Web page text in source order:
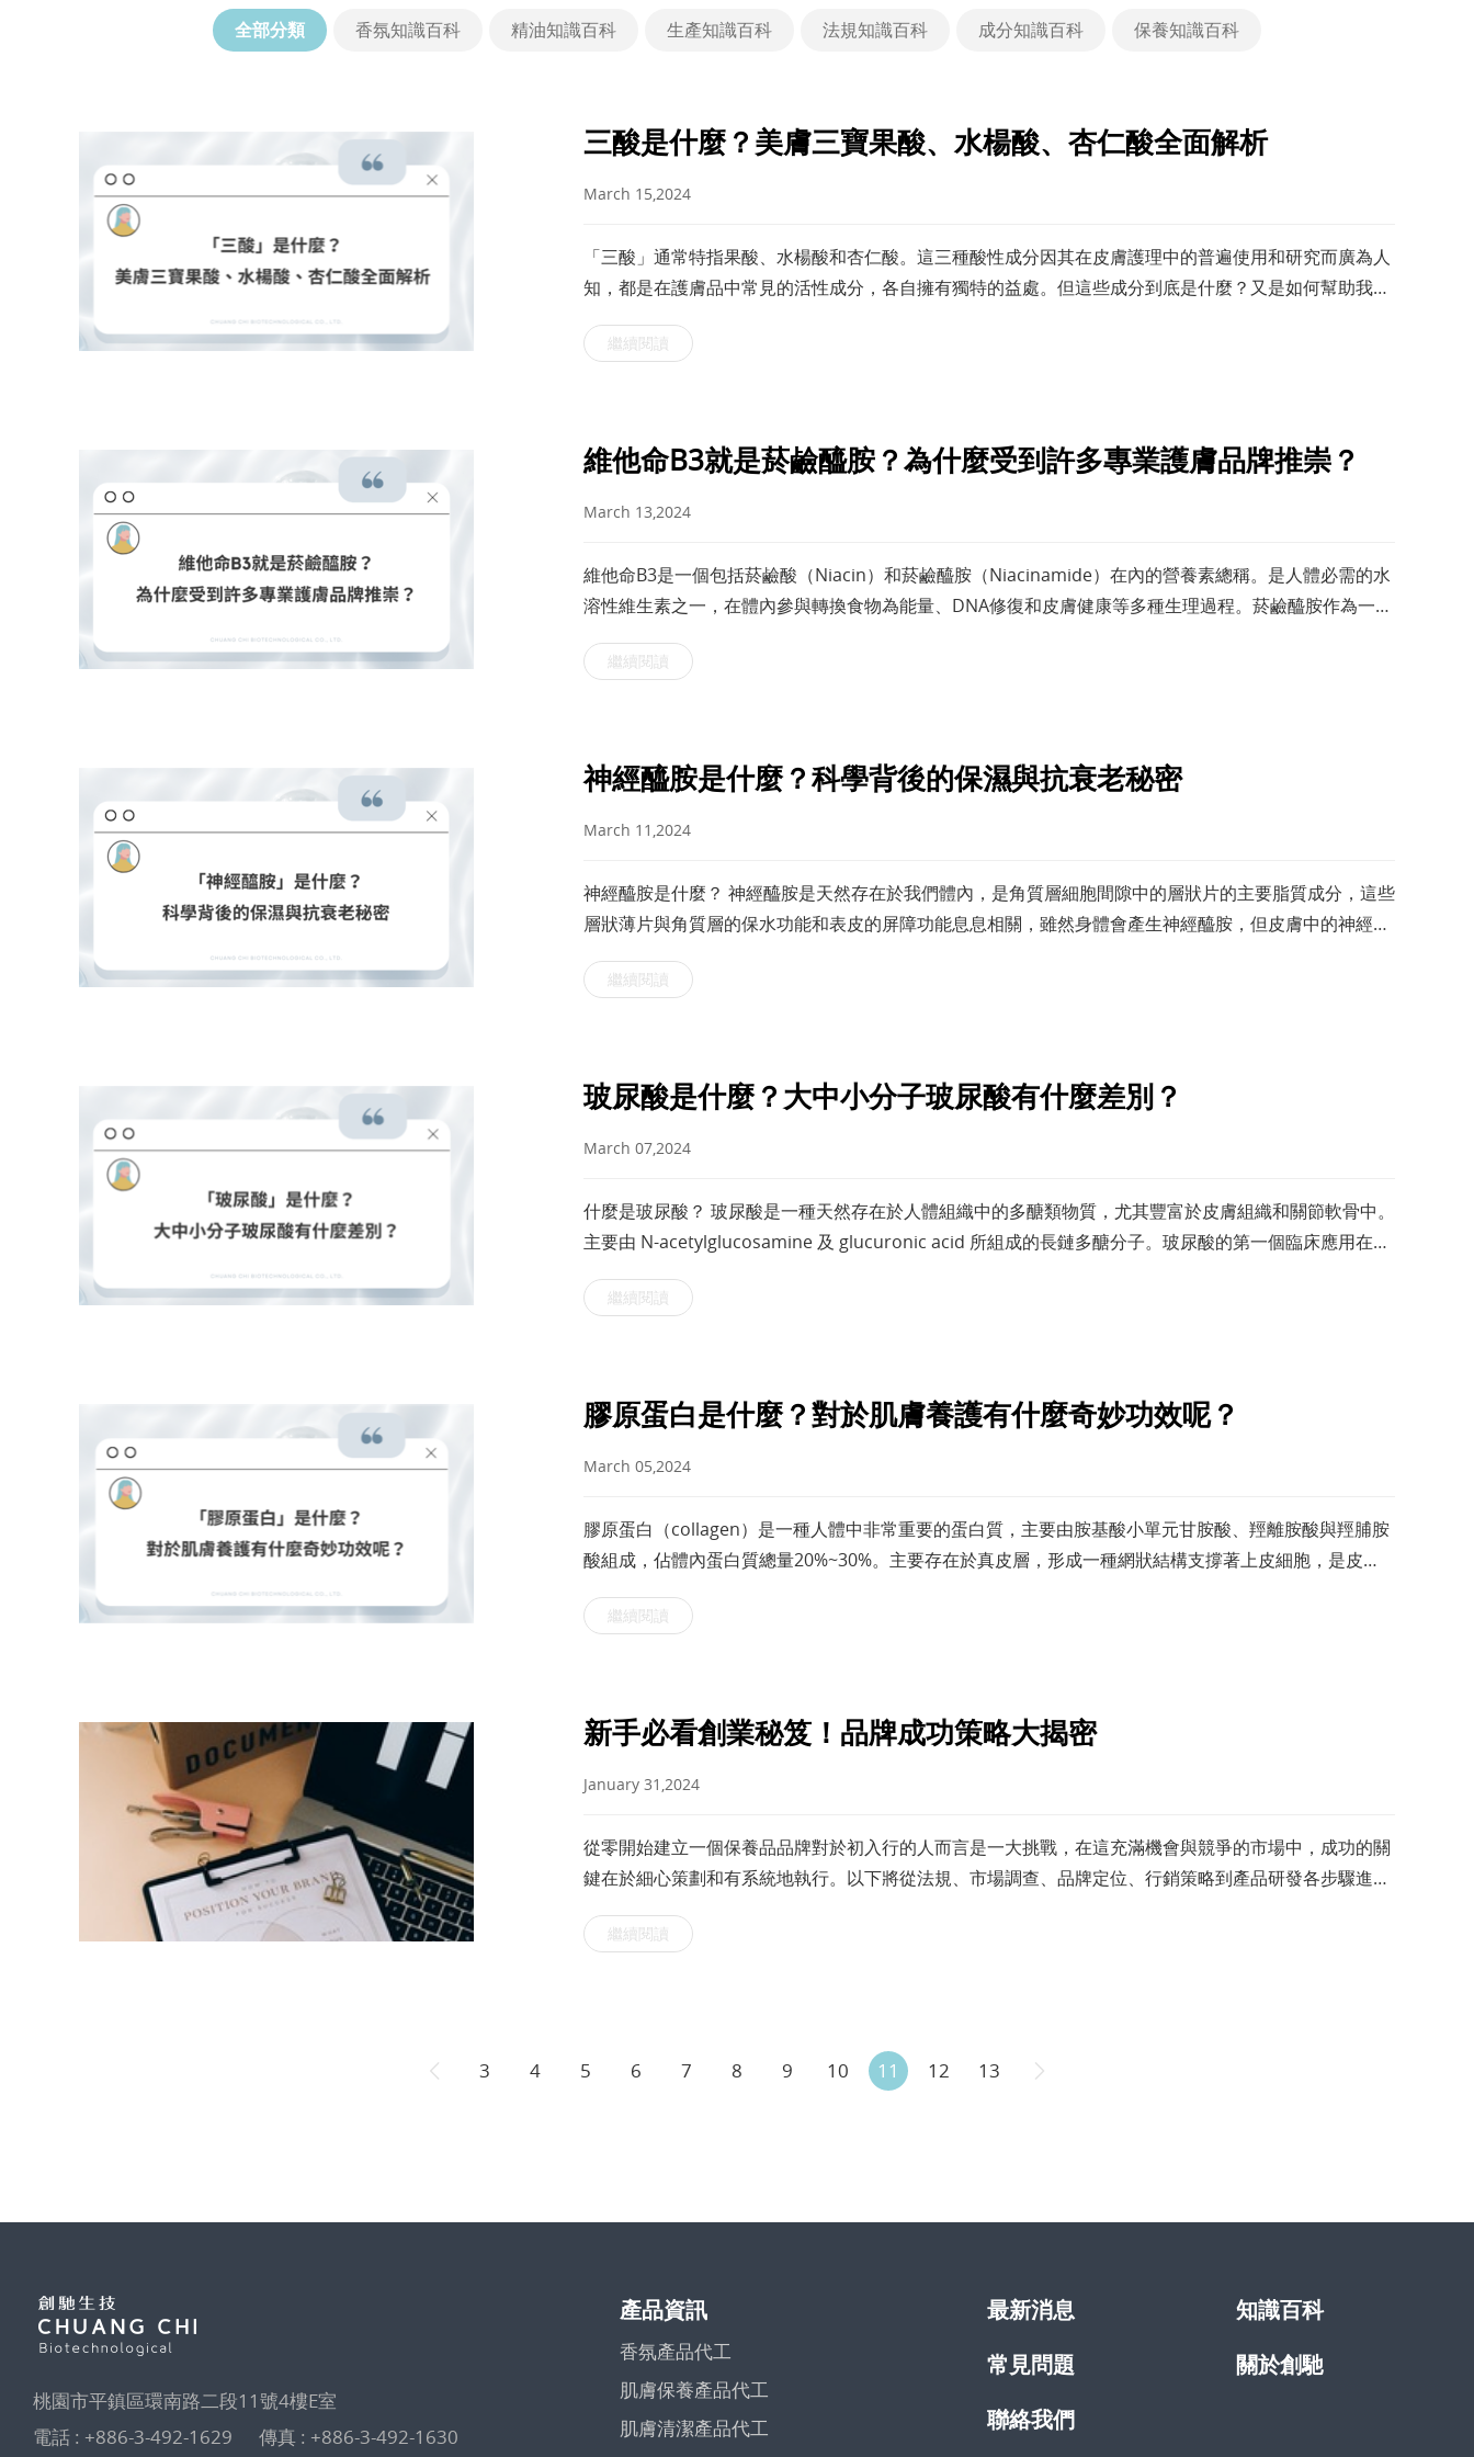
全部分類 香氛知識百科 精油知識百科 生產知識百科 法規知識百科 成分知識百科 保養知識百科
三酸是什麼？美膚三寶果酸、水楊酸、杏仁酸全面解析
March 15,2024
「三酸」通常特指果酸、水楊酸和杏仁酸。這三種酸性成分因其在皮膚護理中的普遍使用和研究而廣為人
知，都是在護膚品中常見的活性成分，各自擁有獨特的益處。但這些成分到底是什麼？又是如何幫助我們
繼續閱讀
維他命B3就是菸鹼醯胺？為什麼受到許多專業護膚品牌推崇？
March 13,2024
維他命B3是一個包括菸鹼酸（Niacin）和菸鹼醯胺（Niacinamide）在內的營養素總稱。是人體必需的水
溶性維生素之一，在體內參與轉換食物為能量、DNA修復和皮膚健康等多種生理過程。菸鹼醯胺作為一種
繼續閱讀
神經醯胺是什麼？科學背後的保濕與抗衰老秘密
March 11,2024
神經醯胺是什麼？ 神經醯胺是天然存在於我們體內，是角質層細胞間隙中的層狀片的主要脂質成分，這些
層狀薄片與角質層的保水功能和表皮的屏障功能息息相關，雖然身體會產生神經醯胺，但皮膚中的神經醯
繼續閱讀
玻尿酸是什麼？大中小分子玻尿酸有什麼差別？
March 07,2024
什麼是玻尿酸？ 玻尿酸是一種天然存在於人體組織中的多醣類物質，尤其豐富於皮膚組織和關節軟骨中。
主要由 N-acetylglucosamine 及 glucuronic acid 所組成的長鏈多醣分子。玻尿酸的第一個臨床應用在
繼續閱讀
膠原蛋白是什麼？對於肌膚養護有什麼奇妙功效呢？
March 05,2024
膠原蛋白（collagen）是一種人體中非常重要的蛋白質，主要由胺基酸小單元甘胺酸、羥離胺酸與羥脯胺
酸組成，佔體內蛋白質總量20%~30%。主要存在於真皮層，形成一種網狀結構支撐著上皮細胞，是皮
繼續閱讀
新手必看創業秘笈！品牌成功策略大揭密
January 31,2024
從零開始建立一個保養品品牌對於初入行的人而言是一大挑戰，在這充滿機會與競爭的市場中，成功的關
鍵在於細心策劃和有系統地執行。以下將從法規、市場調查、品牌定位、行銷策略到產品研發各步驟進行
繼續閱讀
3 4 5 6 7 8 9 10 11 12 13
產品資訊
香氛產品代工
肌膚保養產品代工
肌膚清潔產品代工
最新消息
知識百科
常見問題
關於創馳
聯絡我們
桃園市平鎮區環南路二段11號4樓E室
電話 : +886-3-492-1629 傳真 : +886-3-492-1630